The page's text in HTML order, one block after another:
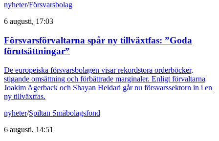
nyheter/Försvarsbolag
6 augusti, 17:03
Försvarsförvaltarna spår ny tillväxtfas: ”Goda
förutsättningar”
De europeiska försvarsbolagen visar rekordstora orderböcker,
stigande omsättning och förbättrade marginaler. Enligt förvaltarna
Joakim Agerback och Shayan Heidari går nu försvarssektorn in i en
ny tillväxtfas.
nyheter/Spiltan Småbolagsfond
6 augusti, 14:51